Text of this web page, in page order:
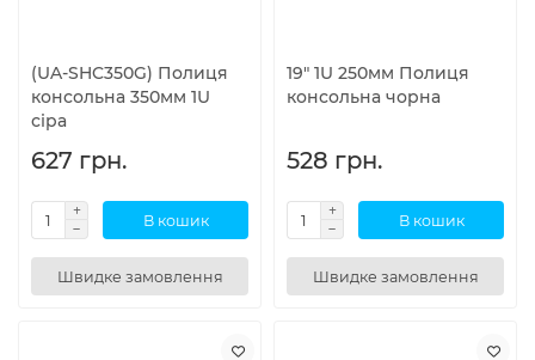
(UA-SHC350G) Полиця
консольна 350мм 1U
сіра
627 грн.
В кошик
Швидке замовлення
19" 1U 250мм Полиця
консольна чорна
528 грн.
В кошик
Швидке замовлення